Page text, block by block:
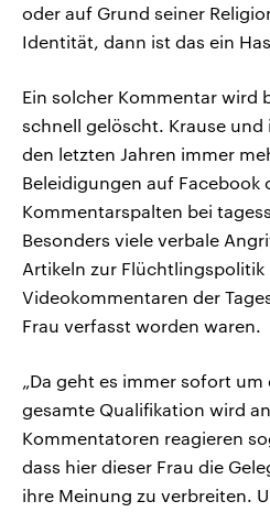
oder auf Grund seiner
Identität, dann ist das ein
Ein solcher Kommentar wird
schnell gelöscht. Krause und
den letzten Jahren immer
Beleidigungen auf Facebook
Kommentarspalten bei
Besonders viele verbale
Artikeln zur
Videokommentaren der
Frau verfasst worden waren.
„Da geht es immer sofort um
gesamte Qualifikation wird
Kommentatoren reagieren
dass hier dieser Frau die
ihre Meinung zu verbreiten.